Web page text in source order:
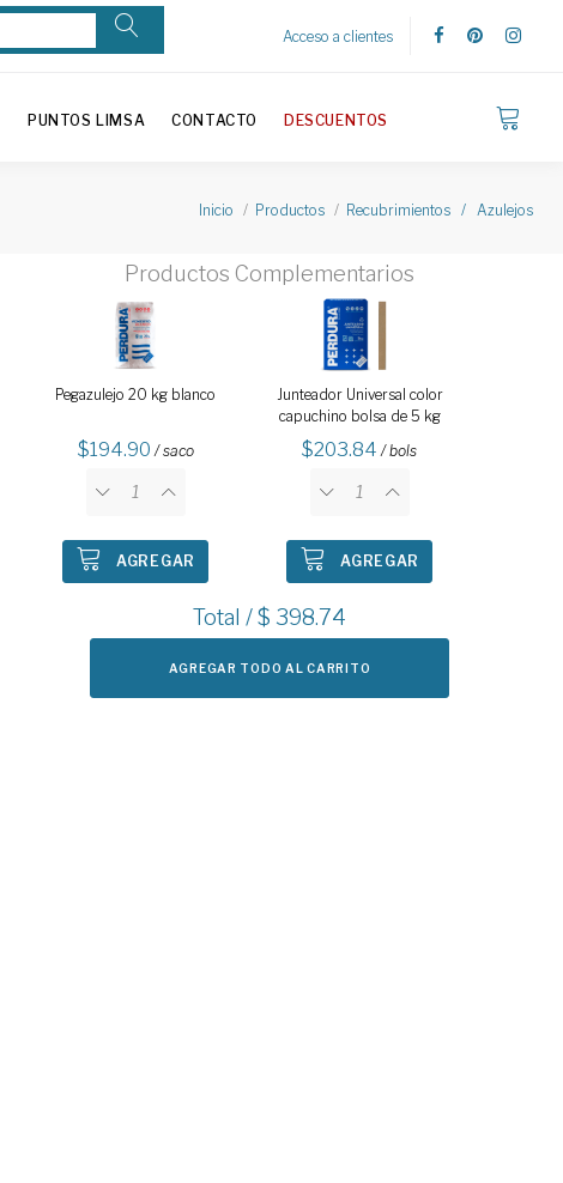
Acceso a clientes
PUNTOS LIMSA CONTACTO DESCUENTOS
Inicio Productos Recubrimientos / Azulejos
Productos Complementarios
Pegazulejo 20 kg blanco
194.90 / saco
AGREGAR
Junteador Universal color
capuchino bolsa de 5 kg
203.84 / bols
AGREGAR
Total / $ 398.74
AGREGAR TODO AL CARRITO